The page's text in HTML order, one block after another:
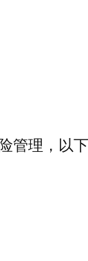
理，以